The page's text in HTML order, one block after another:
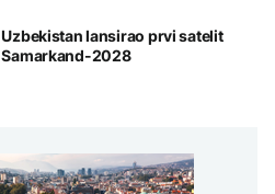
Uzbekistan lansirao prvi satelit
Samarkand-2028